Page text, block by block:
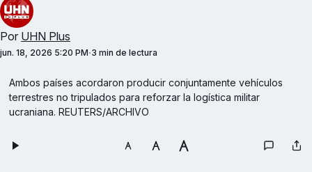
Por UHN Plus
jun. 18, 2026 5:20 PM 3 min de lectura
Ambos países acordaron producir conjuntamente vehículos
terrestres no tripulados para reforzar la logística militar
ucraniana. REUTERS/ARCHIVO